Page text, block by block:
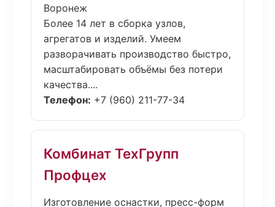
Воронеж
Более 14 лет в сборка узлов,
агрегатов и изделий. Умеем
разворачивать производство быстро,
масштабировать объёмы без потери
качества....
Телефон: +7 (960) 211-77-34
Комбинат ТехГрупп
Профцех
Изготовление оснастки, пресс-форм